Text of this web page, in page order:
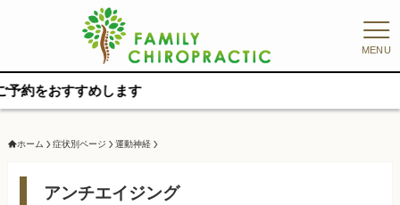
MENU
ます
ホーム 症状別ページ 運動神経
アンチエイジング